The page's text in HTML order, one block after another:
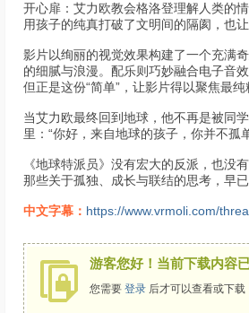
开心扉：艾力欧教会格洛登理解人类的
用孩子的纯真打破了文明间的隔阂，也
影片以绚丽的视觉效果构建了一个充满
的细腻与浪漫。配乐则巧妙融合电子音
但正是这份“简单”，让影片得以聚焦最
当艾力欧最终回到地球，他不再是被同
里：“你好，来自地球的孩子，你并不孤
《地球特派员》没有宏大的反派，也没
那些关于孤独、成长与联结的思考，早
中文字幕： https://www.vrmoli.com/
游客您好！当前下载内容
您需要 登录 后才可以查看或下载